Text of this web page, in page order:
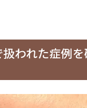
われた症例